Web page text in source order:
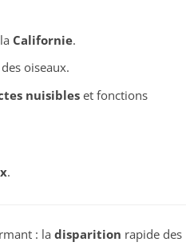
Californie.
oiseaux.
nuisibleset fonctions
.
: la disparition rapide des